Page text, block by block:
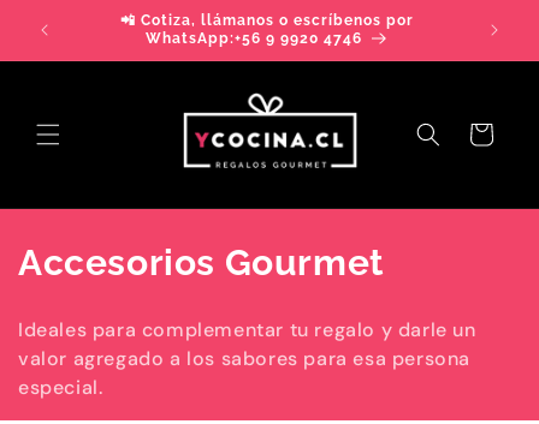
directamente📲 Cotiza, llámanos o escríbenos por
WhatsApp:+56 9 9920 4746
>>
Carrito
C
l
e
Accesorios Gourmet
Ideales para complementar tu regalo y darle un
valor agregado a los sabores para esa persona
especial.